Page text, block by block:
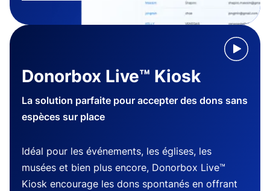
Donorbox Live™ Kiosk
La solution parfaite pour accepter des dons sans
espèces sur place
Idéal pour les événements, les églises, les
musées et bien plus encore, Donorbox Live™
Kiosk encourage les dons spontanés en offrant